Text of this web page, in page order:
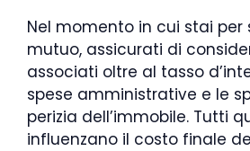
Nel momento in cui stai per
mutuo, assicurati di
associati oltre al tasso
spese amministrative e le
perizia dell’immobile. Tutti
influenzano il costo finale